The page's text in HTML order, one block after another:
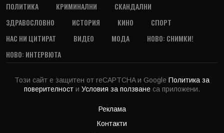
ПОЛИТИКА
КРИМИНАЛНИ
СКАНДАЛНИ
ЗДРАВОСЛОВНО
ИСТОРИЯ КИНО
СПОРТ
НАС НИ ЦИТИРАТ
ВИДЕО МОДА
НОВО: СНИМКИ!
НОВО: ИНТЕРВЮТА
Този сайт е защитен от reCAPTCHA и Google Политика за
поверителност и Условия за ползване са приложени.
Реклама
Контакти